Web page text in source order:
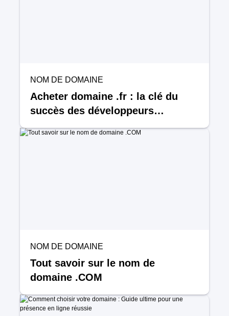
NOM DE DOMAINE
Acheter domaine .fr : la clé du
succès des développeurs
NOM DE DOMAINE
Tout savoir sur le nom de
domaine .COM